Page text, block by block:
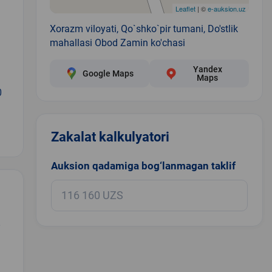
Leaflet| ©e-auksion.uz
Xorazm viloyati, Qo`shko`pir tumani, Do'stlik
mahallasi Obod Zamin ko'chasi
Google Maps
Yandex
Maps
Zakalat kalkulyatori
Auksion qadamiga bog‘lanmagan taklif